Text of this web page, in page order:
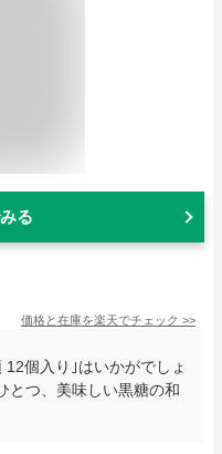
る
価格と在庫を楽天でチェック >>
個入り｣はいかがでしょ
とつ、美味しい黒糖の和